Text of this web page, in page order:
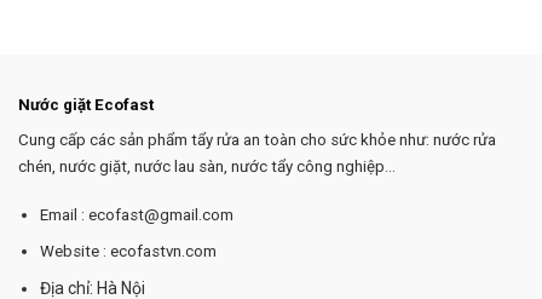
Nước giặt Ecofast
Cung cấp các sản phẩm tẩy rửa an toàn cho sức khỏe như: nước rửa
chén, nước giặt, nước lau sàn, nước tẩy công nghiệp...
Email : ecofast@gmail.com
Website : ecofastvn.com
Địa chỉ: Hà Nội